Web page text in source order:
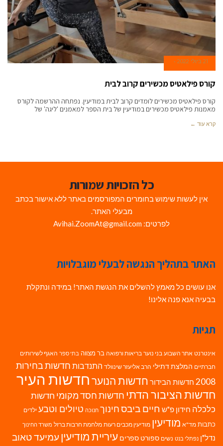
21 ביולי 2022
קורס פילאטיס מכשירים קרוב לבית
קורס פילאטיס מכשירים לומדים קרוב לבית במודיעין. נפתחה ההרשמה לקורס
מאמנות פילאטיס מכשירים במודיעין של בית הספר למאמנים 'ליגה' של
קרא עוד ←
כל הזכויות שמורות
אין לעשות שימוש בחומרים המפורסמים באתר ללא אישור בכתב
מבעלי האתר.
לפרטים: Avihai.ZoomAt@gmail.com
האתר בתהליך הנגשה לבעלי מוגבלויות
אנו עושים כל מאמץ להשלים את הנגשת האתר! במידה ונתקלת
בבעיה אנא פנה אלינו!
תגיות
אינטרנט אתר השבוע בני נוער בריאות ורפואה בר מצווה בתי ספר האגף לשירותים
חברתיים המלצת דתילי הרב אליעזר שינוולד התנדבות חדשות בחירות
2008 חדשות הבידור חדשות הנוערחדשות העיר
חדשות הציבור הדתי חדשות חסד מקומי חדשות
כלכלה חידון פ"ש חיים ביבסחינוך חנוכה טיולים וטבע ילדים
כתבות מד"א מודיעין מודיעין מכבים רעות מלחמת חרבות ברזל משרד החינוך
נדל"ן נפתלי בנט נשים ספורט ספרים עיריית מודיעין עמיעד טאוב